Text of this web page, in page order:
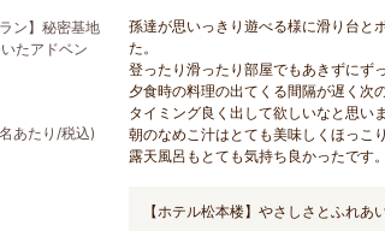
ン】秘密基地
たアドベン
あたり/税込)
孫達が思いっきり遊べる様に滑り台と
た。
登ったり滑ったり部屋でもあきずにず
夕食時の料理の出てくる間隔が遅く次
タイミング良く出して欲しいなと思いま
朝のなめこ汁はとても美味しくほっこ
露天風呂もとても気持ち良かったです。
【ホテル松本楼】やさしさとふれあ